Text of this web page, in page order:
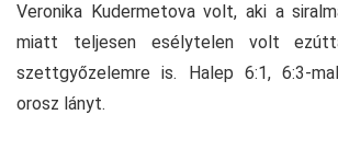
Veronika Kudermetova volt, aki a
miatt teljesen esélytelen volt
szettgyőzelemre is. Halep 6:1, 6:3-
orosz lányt.